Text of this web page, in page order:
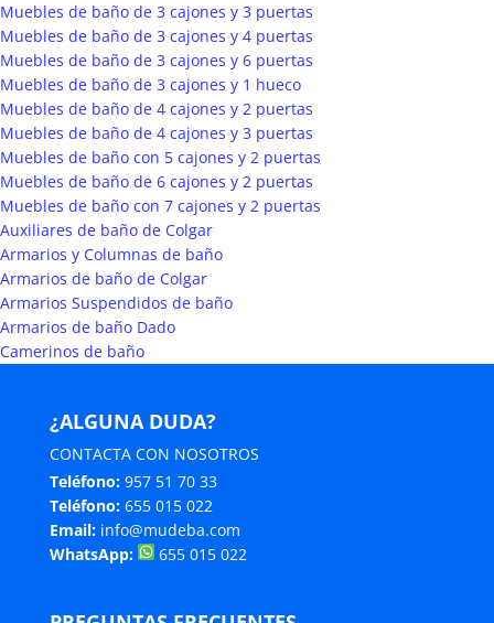
Muebles de baño de 3 cajones y 3 puertas
Muebles de baño de 3 cajones y 4 puertas
Muebles de baño de 3 cajones y 6 puertas
Muebles de baño de 3 cajones y 1 hueco
Muebles de baño de 4 cajones y 2 puertas
Muebles de baño de 4 cajones y 3 puertas
Muebles de baño con 5 cajones y 2 puertas
Muebles de baño de 6 cajones y 2 puertas
Muebles de baño con 7 cajones y 2 puertas
Auxiliares de baño de Colgar
Armarios y Columnas de baño
Armarios de baño de Colgar
Armarios Suspendidos de baño
Armarios de baño Dado
Camerinos de baño
¿ALGUNA DUDA?
CONTACTA CON NOSOTROS
Teléfono: 957 51 70 33
Teléfono: 655 015 022
Email: info@mudeba.com
WhatsApp:
655 015 022